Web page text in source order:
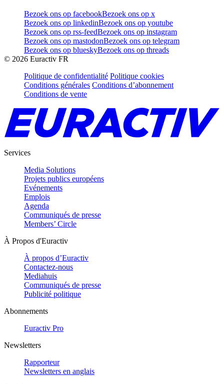
Bezoek ons op facebookBezoek ons op x
Bezoek ons op linkedinBezoek ons op youtube
Bezoek ons op rss-feedBezoek ons op instagram
Bezoek ons op mastodonBezoek ons op telegram
Bezoek ons op blueskyBezoek ons op threads
© 2026 Euractiv FR
Politique de confidentialité Politique cookies
Conditions générales Conditions d’abonnement
Conditions de vente
Services
Media Solutions
Projets publics européens
Evénements
Emplois
Agenda
Communiqués de presse
Members’ Circle
À Propos d'Euractiv
À propos d’Euractiv
Contactez-nous
Mediahuis
Communiqués de presse
Publicité politique
Abonnements
Euractiv Pro
Newsletters
Rapporteur
Newsletters en anglais